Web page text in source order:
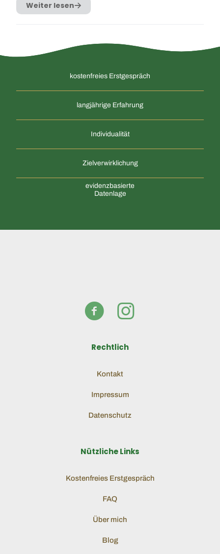
Weiter lesen
kostenfreies Erstgespräch
langjährige Erfahrung
Individualität
Zielverwirklichung
evidenzbasierte
Datenlage
Rechtlich
Kontakt
Impressum
Datenschutz
Nützliche Links
Kostenfreies Erstgespräch
FAQ
Über mich
Blog